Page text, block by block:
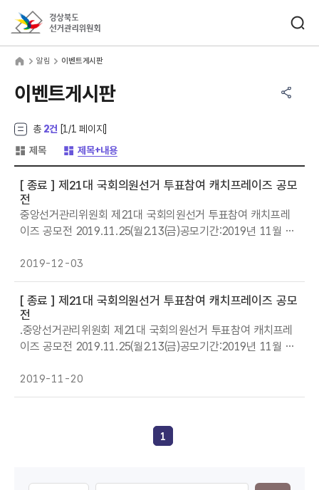
알림 이벤트게시판
이벤트게시판
총 2건 [1/1 페이지]
제목 제목+내용
[ 종료 ] 제21대 국회의원선거 투표참여 캐치프레이즈 공모
전
중앙선거관리위원회 제21대 국회의원선거 투표참여 캐치프레
이즈 공모전 2019.11.25(월2.13(금)공모기간:2019년 11월 25
제:투표효능감을 높이는 투표참여 홍보 * 유권자의 마음을 움직
여서 자발적 투표참여를 유도하는 내용 시상내역:총240만원1)
최우수상(1명 50만원 상당 상품권2)우수상(3명 30만원 상당 상
품권3)장려상명 5만원 상당 상품권 접수방법:중앙선관위 홈페
이지(htt://www.ec.go.kr)내 공모전 배너 클릭 후 접수 공모결
과:2019년 12
2019-12-03
[ 종료 ] 제21대 국회의원선거 투표참여 캐치프레이즈 공모
전
.중앙선거관리위원회 제21대 국회의원선거 투표참여 캐치프레
이즈 공모전 2019.11.25(월2.13(금)공모기간:2019년 11월 25
제:투표효능감을 높이는 투표참여 홍보 * 유권자의 마음을 움직
여서 자발적 투표참여를 유도하는 내용 시상내역:총240만원1)
품권3)장려상명 5만원 상당 상품권 접수방법:중앙선관위 홈페
이지(htt://www.ec.go.kr)내 공모전 배너 클릭 후 접수 공모결
2019-11-20
1